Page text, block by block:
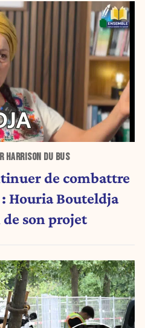
HARRISON DU BUS
de combattre
: Houria Bouteldja
son projet